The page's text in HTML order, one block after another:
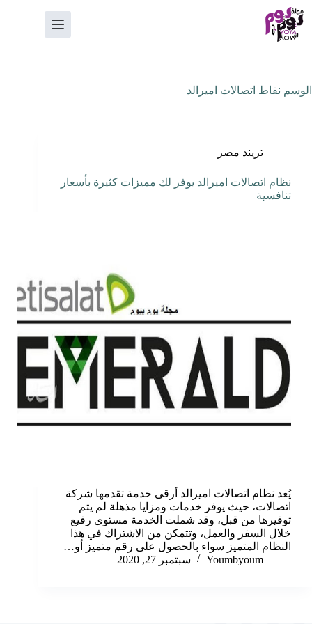
التجاوز
إلى
المحتوى
الوسم نقاط اتصالات اميرالد
تريند مصر
نظام اتصالات اميرالد يوفر لك مميزات كثيرة بأسعار
تنافسية
يُعد نظام اتصالات اميرالد أرقى خدمة تقدمها شركة
اتصالات، حيث يوفر خدمات ومزايا مذهلة لم يتم
توفيرها من قبل، وقد شملت الخدمة مستوى رفيع
خلال السفر والعمل، وتتمكن من الاشتراك في هذا
النظام المتميز سواء بالحصول على رقم متميز أو…
Youmbyoum
سبتمبر 27, 2020